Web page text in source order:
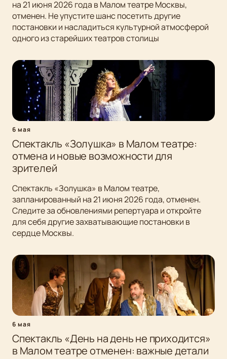
на 21 июня 2026 года в Малом театре Москвы,
отменен. Не упустите шанс посетить другие
постановки и насладиться культурной атмосферой
одного из старейших театров столицы
6 мая
Спектакль «Золушка» в Малом театре:
отмена и новые возможности для
зрителей
Спектакль «Золушка» в Малом театре,
запланированный на 21 июня 2026 года, отменен.
Следите за обновлениями репертуара и откройте
для себя другие захватывающие постановки в
сердце Москвы.
6 мая
Спектакль «День на день не приходится»
в Малом театре отменен: важные детали